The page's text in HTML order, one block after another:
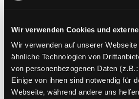
Wir verwenden Cookies und
Wir verwenden auf unserer
ähnliche Technologien von
von personenbezogenen Daten
Einige von ihnen sind notwendig für
Webseite, während andere uns
Exemplar-Details von
Mediengruppe:
Blödes Bild!
Suche nach diesem
Jahr:2019
Verlag:München,
Mediengruppe: